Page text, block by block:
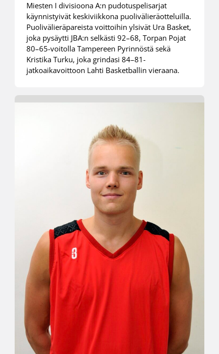
Miesten I divisioona A:n pudotuspelisarjat
käynnistyivät keskiviikkona puolivälieräotteluilla.
Puolivälieräpareista voittoihin ylsivät Ura Basket,
joka pysäytti JBA:n selkästi 92–68, Torpan Pojat
80–65-voitolla Tampereen Pyrinnöstä sekä
Kristika Turku, joka grindasi 84–81-
jatkoaikavoittoon Lahti Basketballin vieraana.